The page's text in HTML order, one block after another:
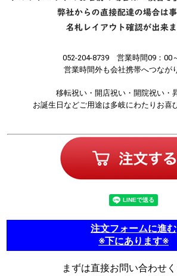
052-204-8739 営業時間09：00
営業時間外も会社携帯へつなが
移転祝い・開店祝い・開院祝い・
お誕生日などご用途は多岐にわたりお喜
注文フォームに進む
※下にあります※
まずは直接お問い合わせ